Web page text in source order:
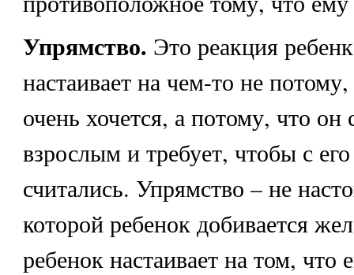
Упрямство. Это реакция
настаивает на чем-то не
очень хочется, а потому, что он
взрослым и требует, чтобы с
считались. Упрямство – не
которой ребенок добивается
ребенок настаивает на том, что